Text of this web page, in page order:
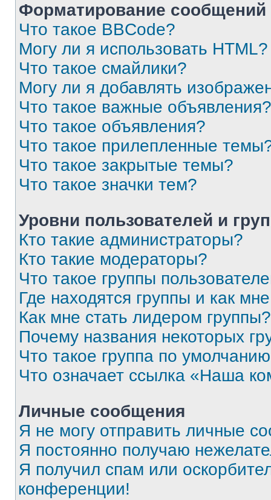
Форматирование
Что такое BBCode?
Могу ли я использовать HTML?
Что такое смайлики?
Могу ли я добавлять
Что такое важные объявления?
Что такое объявления?
Что такое прилепленные
Что такое закрытые темы?
Что такое значки тем?
Уровни пользователей и
Кто такие администраторы?
Кто такие модераторы?
Что такое группы
Где находятся группы и как
Как мне стать лидером группы?
Почему названия некоторых
Что такое группа по
Что означает ссылка «Наша
Личные сообщения
Я не могу отправить личные
Я постоянно получаю
Я получил спам или
конференции!